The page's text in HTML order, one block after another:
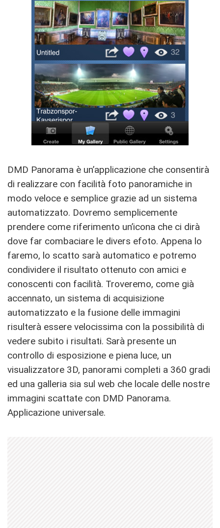
DMD Panorama è un’applicazione che consentirà
di realizzare con facilità foto panoramiche in
modo veloce e semplice grazie ad un sistema
automatizzato. Dovremo semplicemente
prendere come riferimento un’icona che ci dirà
dove far combaciare le divers efoto. Appena lo
faremo, lo scatto sarà automatico e potremo
condividere il risultato ottenuto con amici e
conoscenti con facilità. Troveremo, come già
accennato, un sistema di acquisizione
automatizzato e la fusione delle immagini
risulterà essere velocissima con la possibilità di
vedere subito i risultati. Sarà presente un
controllo di esposizione e piena luce, un
visualizzatore 3D, panorami completi a 360 gradi
ed una galleria sia sul web che locale delle nostre
immagini scattate con DMD Panorama.
Applicazione universale.